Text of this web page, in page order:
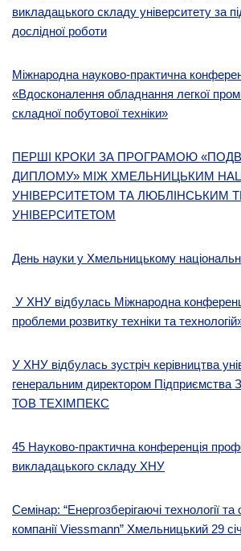
викладацького складу університету за
дослідної роботи
Міжнародна науково-практична
«Вдосконалення обладнання легкої
складної побутової техніки»
ПЕРШІ КРОКИ ЗА ПРОГРАМОЮ
ДИПЛОМУ» МІЖ ХМЕЛЬНИЦЬКИМ
УНІВЕРСИТЕТОМ ТА ЛЮБЛІНСЬКИМ
УНІВЕРСИТЕТОМ
День науки у Хмельницькому
У ХНУ відбулась Міжнародна
проблеми розвитку техніки та
У ХНУ відбулась зустріч керівництва
генеральним директором Підприємства
ТОВ ТЕХІМПЕКС
45 Науково-практична конференція
викладацького складу ХНУ
Семінар: “Енергозберігаючі технології
компанії Viessmann” Хмельницький 29